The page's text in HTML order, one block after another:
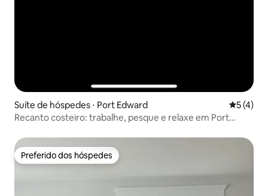
Suíte de hóspedes ⋅ Port Edward 5 de
5 (4)
Recanto costeiro: trabalhe, pesque e relaxe em Port
Preferido dos hóspedes
Preferido dos hóspedes